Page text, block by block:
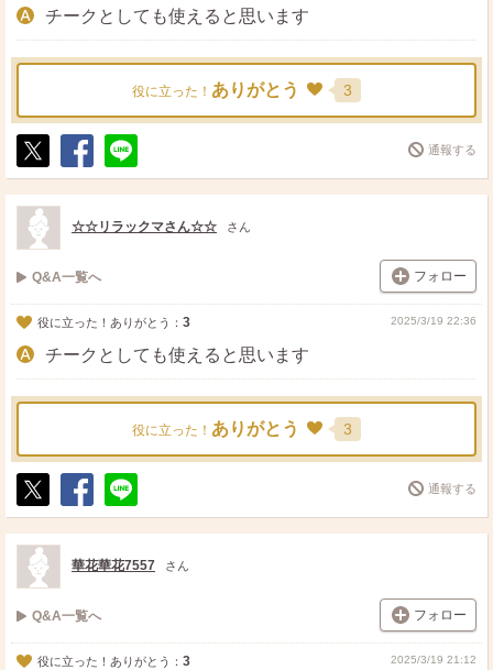
チークとしても使えると思います
役に立った！ ありがとう 3
ポ
ス
ト
シ
ェ
送
る
通報する
☆☆リラックマさん☆☆ さん
Q&A一覧へ フォロー
役に立った！ありがとう： 3 2025/3/19 22:36
チークとしても使えると思います
役に立った！ ありがとう 3
ポ
ス
ト
シ
ェ
送
る
通報する
華花華花7557 さん
Q&A一覧へ フォロー
役に立った！ありがとう： 3 2025/3/19 21:12